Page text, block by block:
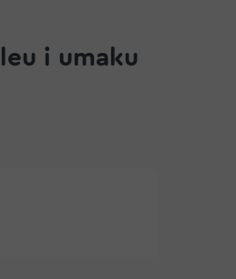
i umaku